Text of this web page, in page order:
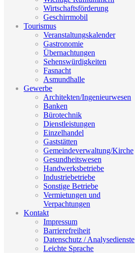
Wirtschaftsförderung
Geschirrmobil
Tourismus
Veranstaltungskalender
Gastronomie
Übernachtungen
Sehenswürdigkeiten
Fasnacht
Asmundhalle
Gewerbe
Architekten/Ingenieurwesen
Banken
Bürotechnik
Dienstleistungen
Einzelhandel
Gaststätten
Gemeindeverwaltung/Kirche
Gesundheitswesen
Handwerksbetriebe
Industriebetriebe
Sonstige Betriebe
Vermietungen und
Verpachtungen
Kontakt
Impressum
Barrierefreiheit
Datenschutz / Analysedienste
Leichte Sprache